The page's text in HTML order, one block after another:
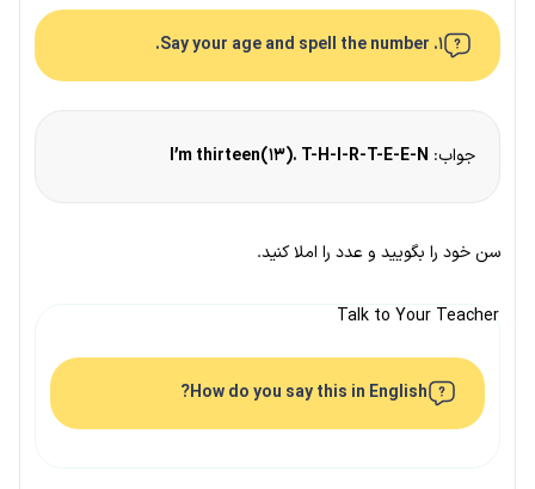
1. Say your age and spell the number.
جواب: I’m thirteen(13). T-H-I-R-T-E-E-N
سن خود را بگویید و عدد را املا کنید.
Talk to Your Teacher
How do you say this in English?